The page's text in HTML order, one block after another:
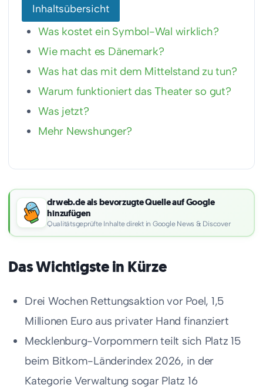
Inhaltsübersicht
Was kostet ein Symbol-Wal wirklich?
Wie macht es Dänemark?
Was hat das mit dem Mittelstand zu tun?
Warum funktioniert das Theater so gut?
Was jetzt?
Mehr Newshunger?
drweb.de als bevorzugte Quelle auf Google
hinzufügen
Qualitätsgeprüfte Inhalte direkt in Google News & Discover
Das Wichtigste in Kürze
Drei Wochen Rettungsaktion vor Poel, 1,5
Millionen Euro aus privater Hand finanziert
Mecklenburg-Vorpommern teilt sich Platz 15
beim Bitkom-Länderindex 2026, in der
Kategorie Verwaltung sogar Platz 16